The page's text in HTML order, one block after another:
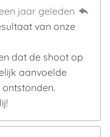
jaar geleden
van onze
dat de shoot op
aanvoelde